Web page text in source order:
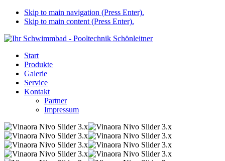
Skip to main navigation (Press Enter).
Skip to main content (Press Enter).
Start
Produkte
Galerie
Service
Kontakt
Partner
Impressum